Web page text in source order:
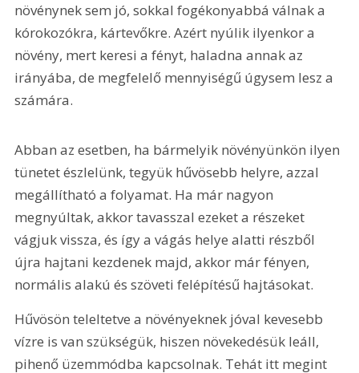
növénynek sem jó, sokkal fogékonyabbá válnak a
kórokozókra, kártevőkre. Azért nyúlik ilyenkor a
növény, mert keresi a fényt, haladna annak az
irányába, de megfelelő mennyiségű úgysem lesz a
számára.
Abban az esetben, ha bármelyik növényünkön ilyen
tünetet észlelünk, tegyük hűvösebb helyre, azzal
megállítható a folyamat. Ha már nagyon
megnyúltak, akkor tavasszal ezeket a részeket
vágjuk vissza, és így a vágás helye alatti részből
újra hajtani kezdenek majd, akkor már fényen,
normális alakú és szöveti felépítésű hajtásokat.
Hűvösön teleltetve a növényeknek jóval kevesebb
vízre is van szükségük, hiszen növekedésük leáll,
pihenő üzemmódba kapcsolnak. Tehát itt megint